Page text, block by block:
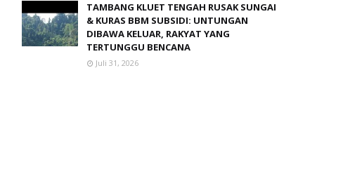
TAMBANG KLUET TENGAH RUSAK SUNGAI
& KURAS BBM SUBSIDI: UNTUNGAN
DIBAWA KELUAR, RAKYAT YANG
TERTUNGGU BENCANA
Juli 31, 2026